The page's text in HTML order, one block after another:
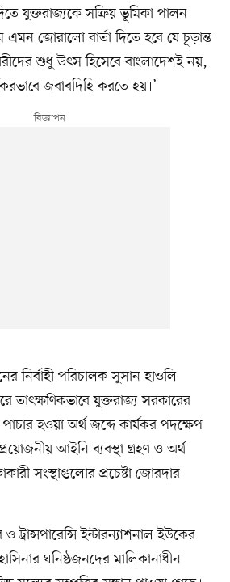
যুক্তরাজ্যকে সক্রিয় ভূমিকা পালন
জোরালো বার্তা দিতে হবে যে চূড়ান্ত
শুধু উৎস হিসেবে বাংলাদেশই নয়,
জবাবদিহি করতে হয়।’
নির্বাহী পরিচালক সুসান হাওলি
তাৎক্ষণিকভাবে যুক্তরাজ্য সরকারের
হওয়া অর্থ জব্দে কার্যকর পদক্ষেপ
আইনি ব্যবস্থা গ্রহণ ও অর্থ
সংস্থাগুলোর প্রচেষ্টা জোরদার
ট্রান্সপারেন্সি ইন্টারন্যাশনাল ইউকের
ঘনিষ্ঠজনদের মালিকানাধীন